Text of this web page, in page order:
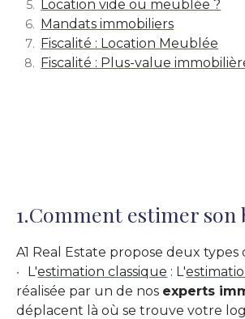
Location vide ou meublée ?
Mandats immobiliers
Fiscalité : Location Meublée
Fiscalité : Plus-value
1.Comment estimer son
A1 Real Estate propose deux types
L'estimation classique : L'
réalisée par un de nos experts
déplacent là où se trouve votre